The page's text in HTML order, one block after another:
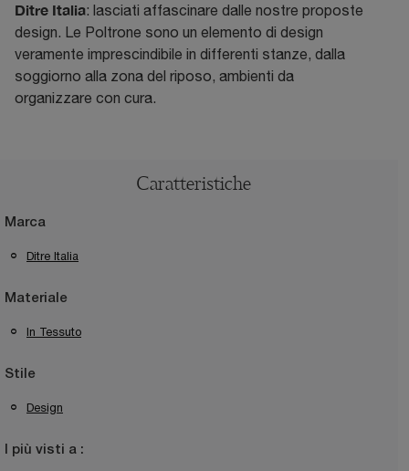
Ditre Italia: lasciati affascinare dalle nostre proposte
design. Le Poltrone sono un elemento di design
veramente imprescindibile in differenti stanze, dalla
soggiorno alla zona del riposo, ambienti da
organizzare con cura.
Caratteristiche
Marca
Ditre Italia
Materiale
In Tessuto
Stile
Design
I più visti a :